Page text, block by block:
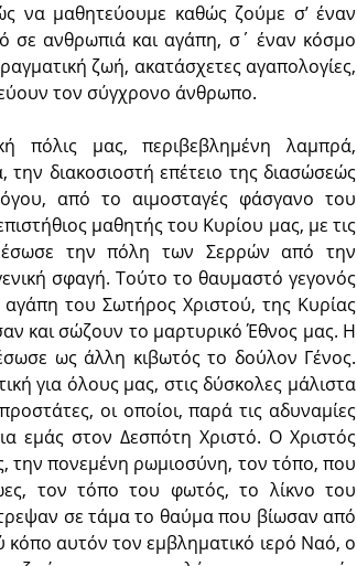
να μαθητεύουμε καθώς ζούμε σ’ έναν
σε ανθρωπιά και αγάπη, σ΄ έναν κόσμο
ζωή, ακατάσχετες αγαπολογίες,
τον σύγχρονο άνθρωπο.
πόλις μας, περιβεβλημένη λαμπρά,
διακοσιοστή επέτειο της διασώσεώς
από το αιμοσταγές φάσγανο του
μαθητής του Κυρίου μας, με τις
την πόλη των Σερρών από την
σφαγή. Τούτο το θαυμαστό γεγονός
αγάπη του Σωτήρος Χριστού, της Κυρίας
και σώζουν το μαρτυρικό Έθνος μας. Η
ως άλλη κιβωτός το δούλον Γένος.
για όλους μας, στις δύσκολες μάλιστα
οι οποίοι, παρά τις αδυναμίες
εμάς στον Δεσπότη Χριστό. Ο Χριστός
την πονεμένη ρωμιοσύνη, τον τόπο, που
τον τόπο του φωτός, το λίκνο του
σε τάμα το θαύμα που βίωσαν από
κόπο αυτόν τον εμβληματικό ιερό Ναό, ο